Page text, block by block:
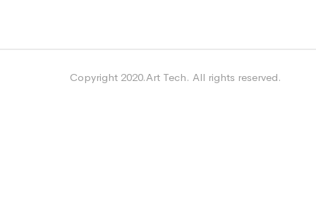
Copyright 2020.Art Tech. All rights reserved.